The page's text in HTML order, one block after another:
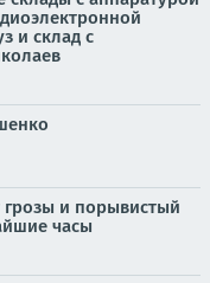
и склад с
грозы и порывистый
часы